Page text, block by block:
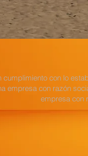
cumplimiento con lo
empresa con razón
empresa con